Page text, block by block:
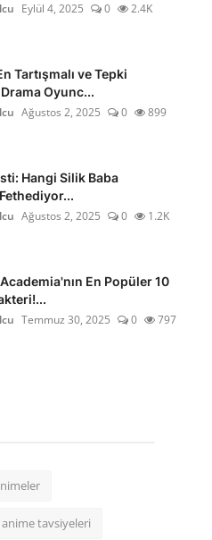
Eylül 4, 2025 0 2.4K
Tartışmalı ve Tepki
Oyunc...
Ağustos 2, 2025 0 899
Hangi Silik Baba
Ağustos 2, 2025 0 1.2K
En Popüler 10
Temmuz 30, 2025 0 797
anime tavsiyeleri